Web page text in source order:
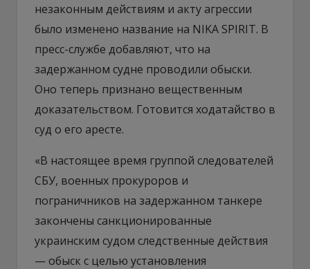
незаконным действиям и акту агрессии
было изменено название на NIKA SPIRIT. В
пресс-службе добавляют, что на
задержанном судне проводили обыски.
Оно теперь признано вещественным
доказательством. Готовится ходатайство в
суд о его аресте.
«В настоящее время группой следователей
СБУ, военных прокуроров и
пограничников на задержанном танкере
закончены санкционированные
украинским судом следственные действия
— обыск с целью установления